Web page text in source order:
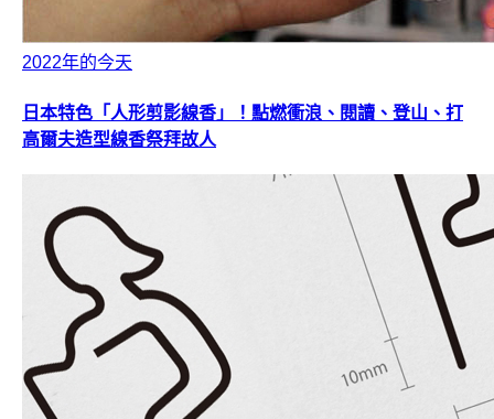
2022年的今天
日本特色「人形剪影線香」！點燃衝浪、閱讀、登山、打
高爾夫造型線香祭拜故人